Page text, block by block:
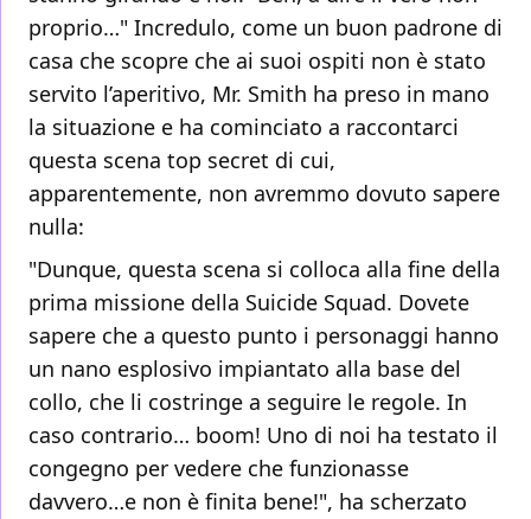
proprio…" Incredulo, come un buon padrone di
casa che scopre che ai suoi ospiti non è stato
servito l’aperitivo, Mr. Smith ha preso in mano
la situazione e ha cominciato a raccontarci
questa scena top secret di cui,
apparentemente, non avremmo dovuto sapere
nulla:
"Dunque, questa scena si colloca alla fine della
prima missione della Suicide Squad. Dovete
sapere che a questo punto i personaggi hanno
un nano esplosivo impiantato alla base del
collo, che li costringe a seguire le regole. In
caso contrario… boom! Uno di noi ha testato il
congegno per vedere che funzionasse
davvero…e non è finita bene!", ha scherzato